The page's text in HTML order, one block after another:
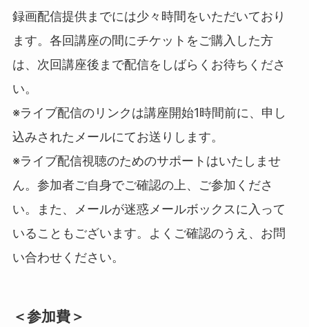
録画配信提供までには少々時間をいただいており
ます。各回講座の間にチケットをご購入した方
は、次回講座後まで配信をしばらくお待ちくださ
い。
※ライブ配信のリンクは講座開始1時間前に、 申し
込みされたメールにてお送りします。
※ライブ配信視聴のためのサポートはいたしませ
ん。参加者ご自身でご確認の上、ご参加くださ
い。また、メールが迷惑メールボックスに入って
いることもございます。よくご確認のうえ、お問
い合わせください。
＜参加費＞